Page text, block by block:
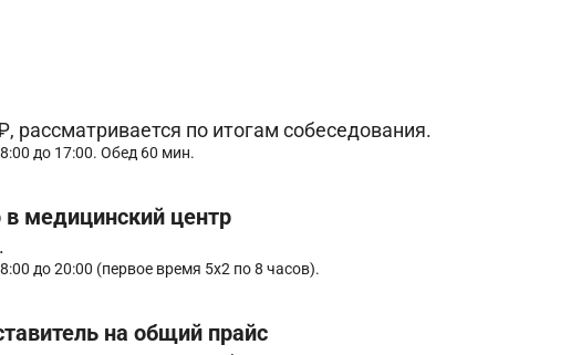
рассматривается по итогам собеседования.
до 17:00. Обед 60 мин.
медицинский центр
до 20:00 (первое время 5х2 по 8 часов).
на общий прайс